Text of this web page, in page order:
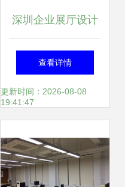
深圳企业展厅设计
服务商评测 2026
年部分机构专业表
查看详情
更新时间：2026-08-08
19:41:47